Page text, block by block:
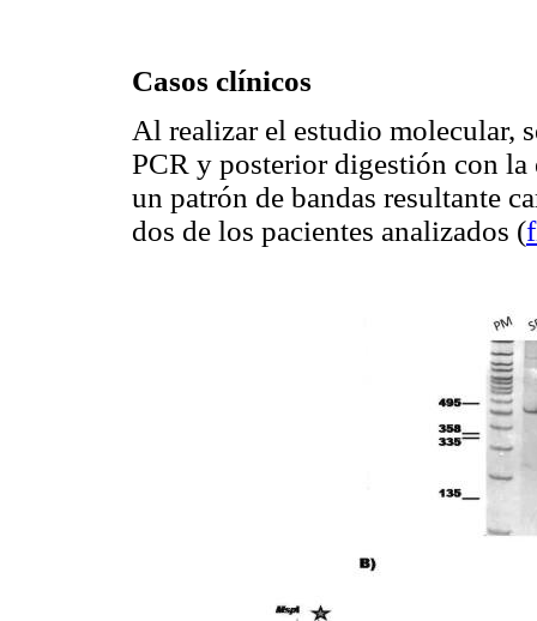
Casos clínicos
Al realizar el estudio molecular,
PCR y posterior digestión con
un patrón de bandas resultante
dos de los pacientes analizados (